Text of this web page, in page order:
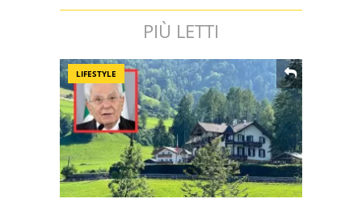
PIÙ LETTI
LIFESTYLE